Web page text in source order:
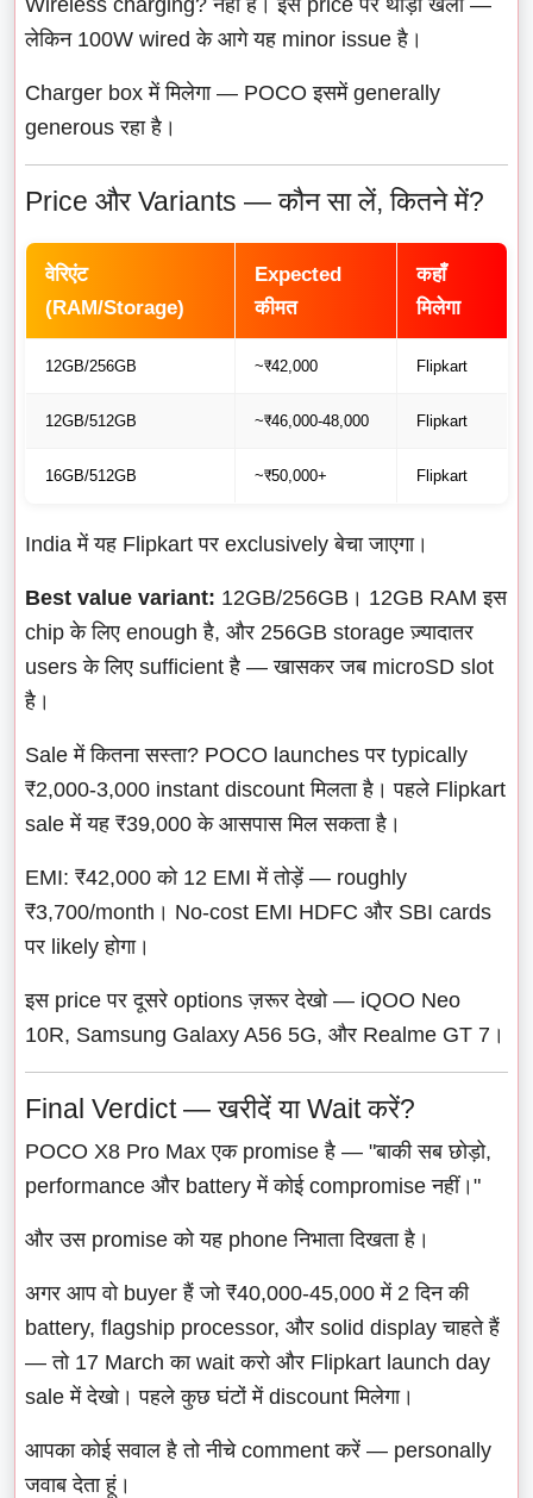
लेकिन 100W wired के आगे यह minor issue है।
Charger box में मिलेगा — POCO इसमें generally
generous रहा है।
Price और Variants — कौन सा लें, कितने में?
वेरिएंट
(RAM/Storage)
Expected
कीमत
कहाँ
मिलेगा
12GB/256GB ~₹42,000 Flipkart
12GB/512GB ~₹46,000-48,000 Flipkart
16GB/512GB ~₹50,000+ Flipkart
India में यह Flipkart पर exclusively बेचा जाएगा।
Best value variant: 12GB/256GB। 12GB RAM इस
chip के लिए enough है, और 256GB storage ज़्यादातर
users के लिए sufficient है — खासकर जब microSD slot
है।
Sale में कितना सस्ता? POCO launches पर typically
₹2,000-3,000 instant discount मिलता है। पहले Flipkart
sale में यह ₹39,000 के आसपास मिल सकता है।
EMI: ₹42,000 को 12 EMI में तोड़ें — roughly
₹3,700/month। No-cost EMI HDFC और SBI cards
पर likely होगा।
इस price पर दूसरे options ज़रूर देखो — iQOO Neo
10R, Samsung Galaxy A56 5G, और Realme GT 7।
Final Verdict — खरीदें या Wait करें?
POCO X8 Pro Max एक promise है — "बाकी सब छोड़ो,
performance और battery में कोई compromise नहीं।"
और उस promise को यह phone निभाता दिखता है।
अगर आप वो buyer हैं जो ₹40,000-45,000 में 2 दिन की
battery, flagship processor, और solid display चाहते हैं
— तो 17 March का wait करो और Flipkart launch day
sale में देखो। पहले कुछ घंटों में discount मिलेगा।
आपका कोई सवाल है तो नीचे comment करें — personally
जवाब देता हूं।